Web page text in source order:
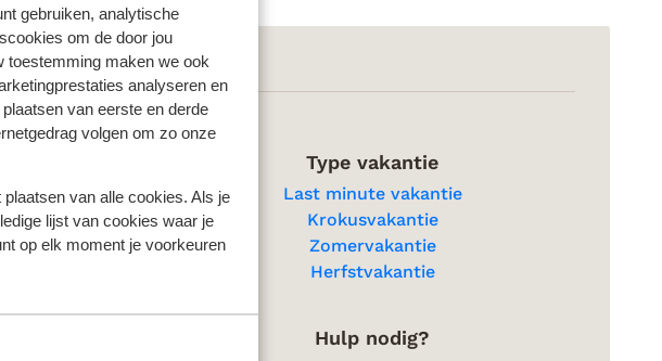
gebruiken, analytische
om de door jou
toestemming maken we ook
analyseren en
van eerste en derde
volgen om zo onze
van alle cookies. Als je
lijst van cookies waar je
op elk moment je voorkeuren
Type vakantie
Last minute vakantie
Krokusvakantie
Zomervakantie
Herfstvakantie
Hulp nodig?